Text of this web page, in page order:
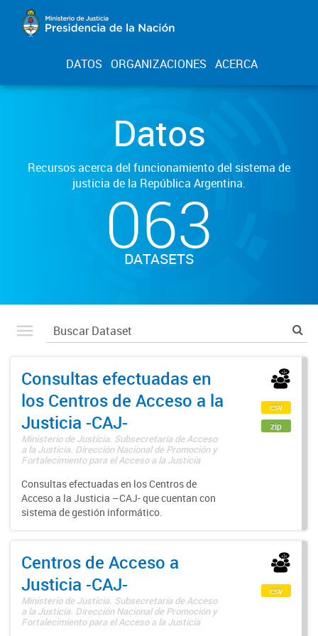
DATOS ORGANIZACIONES ACERCA
Datos
Recursos acerca del funcionamiento del sistema de
justicia de la República Argentina.
063
DATASETS
Consultas efectuadas en
los Centros de Acceso a la
Justicia -CAJ-
Ministerio de Justicia. Subsecretaría de Acceso
a la Justicia. Dirección Nacional de Promoción y
Fortalecimiento para el Acceso a la Justicia
Consultas efectuadas en los Centros de
Acceso a la Justicia –CAJ- que cuentan con
sistema de gestión informático.
csv
zip
Centros de Acceso a
Justicia -CAJ-
Ministerio de Justicia. Subsecretaría de Acceso
a la Justicia. Dirección Nacional de Promoción y
Fortalecimiento para el Acceso a la Justicia
csv